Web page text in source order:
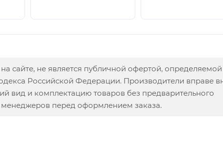
сайте, не является публичной офертой, определяемой
Российской Федерации. Производители вправе
вид и комплектацию товаров без предварительного
менеджеров перед оформлением заказа.